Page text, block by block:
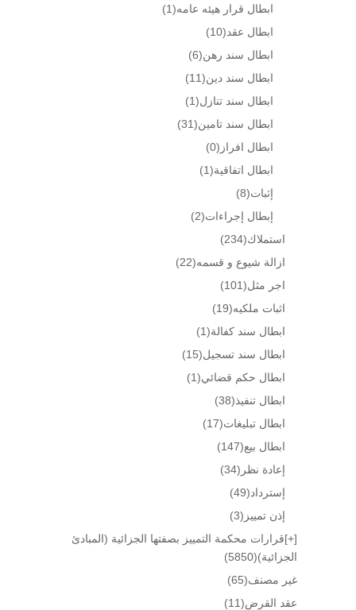
ابطال قرار هيئه عامه(1)
ابطال عقد(10)
ابطال سند رهن(6)
ابطال سند دين(11)
ابطال سند تنازل(1)
ابطال سند تامين(31)
ابطال افراز (0)
ابطال اتفاقية(1)
إثبات(8)
إبطال إجراءات(2)
استملاك(234)
ازالة شيوع و قسمه(22)
اجر مثل(101)
اثبات ملكيه(19)
ابطال سند كفالة(1)
ابطال سند تسجيل(15)
ابطال حكم قضائي(1)
ابطال تنفيذ(38)
ابطال تبليغات(17)
ابطال بيع(147)
إعادة نظر (34)
إسترداد(49)
إذن تمييز (3)
[+]قرارات محكمة التمييز بصفتها الجزائية (المبادئ
الجزائية)(5850)
غير مصنف(65)
عقد القرض(11)